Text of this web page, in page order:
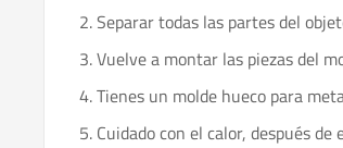
Separar todas las partes del
Vuelve a montar las piezas del
Tienes un molde hueco para
Cuidado con el calor, después